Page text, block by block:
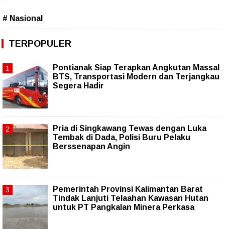
# Nasional
TERPOPULER
Pontianak Siap Terapkan Angkutan Massal
BTS, Transportasi Modern dan Terjangkau
Segera Hadir
Pria di Singkawang Tewas dengan Luka
Tembak di Dada, Polisi Buru Pelaku
Berssenapan Angin
Pemerintah Provinsi Kalimantan Barat
Tindak Lanjuti Telaahan Kawasan Hutan
untuk PT Pangkalan Minera Perkasa